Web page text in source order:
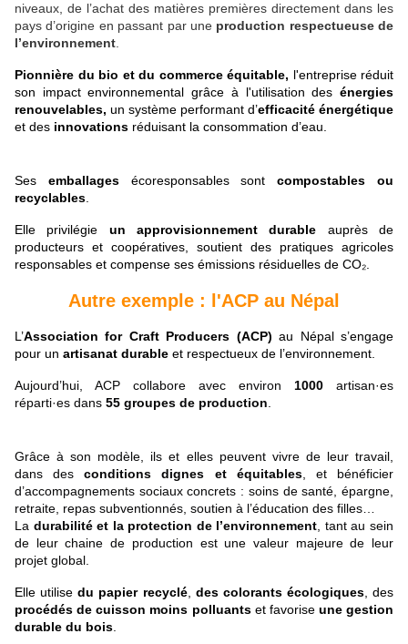
niveaux, de l’achat des matières premières directement dans les
pays d’origine en passant par une production respectueuse de
l’environnement
Pionnière du bio et du commerce équitable, l'entreprise réduit
son impact environnemental grâce à l'utilisation des énergies
renouvelables, un système performant d’efficacité énergétique
et des innovations réduisant la consommation d’eau.
Ses emballagesécoresponsables sontcompostables ou
recyclables
Elle privilégie un approvisionnement durable auprès de
producteurs et coopératives, soutient des pratiques agricoles
responsables et compense ses émissions résiduelles de CO₂.
Autre exemple : l'ACP au Népal
L’Association for Craft Producers (ACP) au Népal s’engage
pour un artisanat durable et respectueux de l’environnement.
Aujourd’hui, ACP collabore avec environ 1000 artisan·es
réparti·es dans 55 groupes de production
Grâce à son modèle, ils et elles peuvent vivre de leur travail,
dans desconditions dignes et équitables, et bénéficier
d’accompagnements sociaux concrets : soins de santé, épargne,
retraite, repas subventionnés, soutien à l’éducation des filles…
La durabilité et la protection de l’environnement , tant au sein
de leur chaine de production est une valeur majeure de leur
projet global.
Elle utilise du papier recyclé, des colorants écologiques, des
procédés de cuisson moins polluantset favorise une gestion
durable du bois